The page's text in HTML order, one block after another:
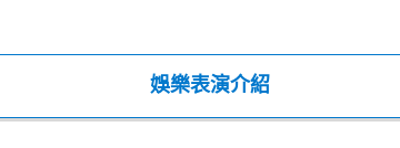
娛樂表演介紹